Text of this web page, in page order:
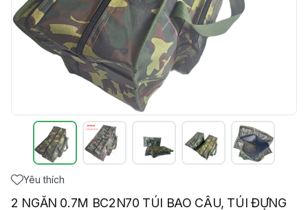
Yêu thích
2 NGĂN 0.7M BC2N70 TÚI BAO CÂU, TÚI ĐỰNG